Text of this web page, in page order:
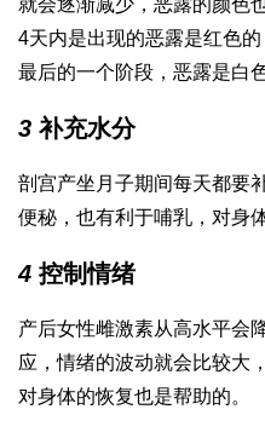
就会逐渐减少，恶露的颜色
4天内是出现的恶露是红色
最后的一个阶段，恶露是白色
3 补充水分
剖宫产坐月子期间每天都要
便秘，也有利于哺乳，对身
4 控制情绪
产后女性雌激素从高水平会
应，情绪的波动就会比较大
对身体的恢复也是帮助的。